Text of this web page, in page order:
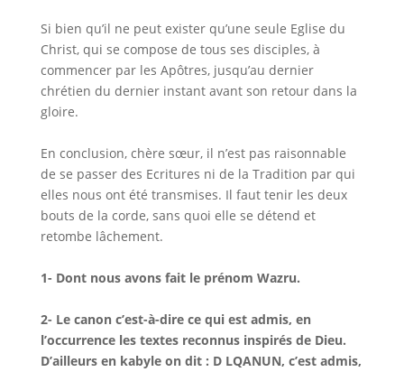
Si bien qu’il ne peut exister qu’une seule Eglise du
Christ, qui se compose de tous ses disciples, à
commencer par les Apôtres, jusqu’au dernier
chrétien du dernier instant avant son retour dans la
gloire.
En conclusion, chère sœur, il n’est pas raisonnable
de se passer des Ecritures ni de la Tradition par qui
elles nous ont été transmises. Il faut tenir les deux
bouts de la corde, sans quoi elle se détend et
retombe lâchement.
1- Dont nous avons fait le prénom Wazru.
2- Le canon c’est-à-dire ce qui est admis, en
l’occurrence les textes reconnus inspirés de Dieu.
D’ailleurs en kabyle on dit : D LQANUN, c’est admis,